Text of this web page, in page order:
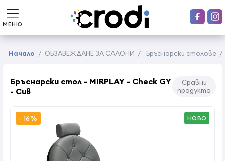
МЕНЮ
Начало / ОБЗАВЕЖДАНЕ ЗА САЛОНИ / Бръснарски столове /
Бръснарски стол - MIRPLAY - Check GY
- Сив
Сравни
продукта
- 16% НОВО